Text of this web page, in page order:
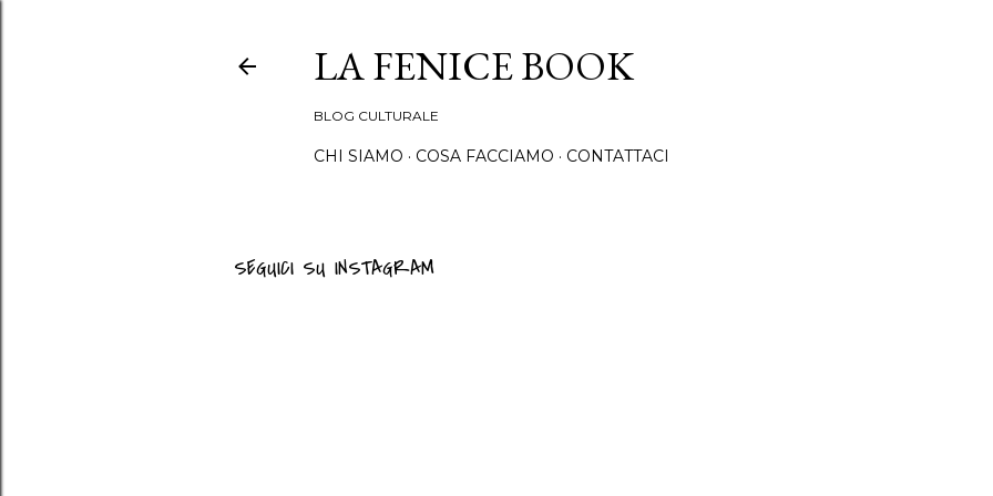
LA FENICE BOOK
BLOG CULTURALE
CHI SIAMO COSA FACCIAMO CONTATTACI
SEGUICI SU INSTAGRAM